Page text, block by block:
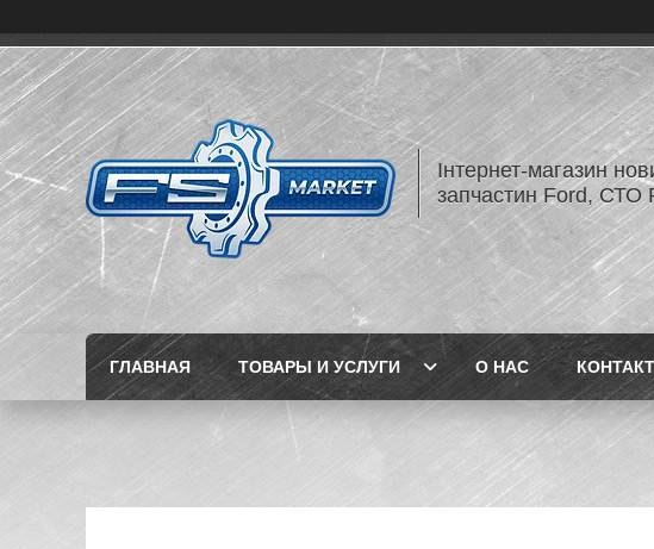
Інтернет-магазин
запчастин Ford, СТО
ГЛАВНАЯ ТОВАРЫ И УСЛУГИ О НАС